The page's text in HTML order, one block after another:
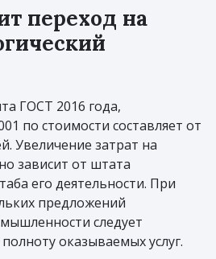
переход на
ГОСТ 2016 года,
по стоимости составляет от
Увеличение затрат на
зависит от штата
его деятельности. При
предложений
следует
оказываемых услуг.